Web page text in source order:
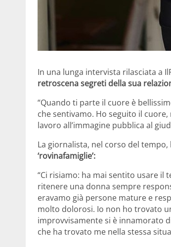
In una lunga intervista rilasciata a
retroscena segreti della sua
“Quando ti parte il cuore è
che sentivamo. Ho seguito il
lavoro all’immagine pubblica al
La giornalista, nel corso del
‘rovinafamiglie’:
“Ci risiamo: ha mai sentito usare il
ritenere una donna sempre
eravamo già persone mature e
molto dolorosi. Io non ho trovato
improvvisamente si è innamorato
che ha trovato me nella stessa